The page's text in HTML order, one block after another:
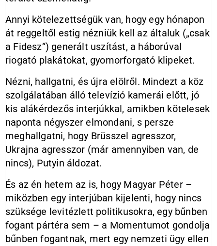
Annyi kötelezettségük van, hogy egy hónapon
át reggeltől estig nézniük kell az általuk („csak
a Fidesz”) generált uszítást, a háborúval
riogató plakátokat, gyomorforgató klipeket.
Nézni, hallgatni, és újra elölről. Mindezt a köz
szolgálatában álló televízió kamerái előtt, jó
kis alákérdezős interjúkkal, amikben kötelesek
naponta négyszer elmondani, s persze
meghallgatni, hogy Brüsszel agresszor,
Ukrajna agresszor (már amennyiben van, de
nincs), Putyin áldozat.
És az én hetem az is, hogy Magyar Péter –
miközben egy interjúban kijelenti, hogy nincs
szüksége levitézlett politikusokra, egy bűnben
fogant pártéra sem – a Momentumot gondolja
bűnben fogantnak, mert egy nemzeti ügy ellen